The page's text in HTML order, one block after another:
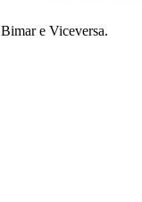
e Viceversa.